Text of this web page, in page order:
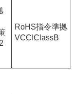
RoHS指令準拠
VCCIClassB